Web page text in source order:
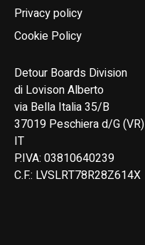
Privacy policy
Cookie Policy
Detour Boards Division
di Lovison Alberto
via Bella Italia 35/B
37019 Peschiera d/G (VR)
IT
P.IVA: 03810640239
C.F.: LVSLRT78R28Z614X